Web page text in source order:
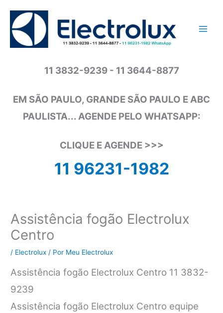
conteúdo
11 3832-9239 - 11 3644-8877
EM SÃO PAULO, GRANDE SÃO PAULO E ABC
PAULISTA... AGENDE PELO WHATSAPP:
CLIQUE E AGENDE >>>
11 96231-1982
Assistência fogão Electrolux
Centro
/ Electrolux / Por Meu Electrolux
Assistência fogão Electrolux Centro 11 3832-
9239
Assistência fogão Electrolux Centro equipe